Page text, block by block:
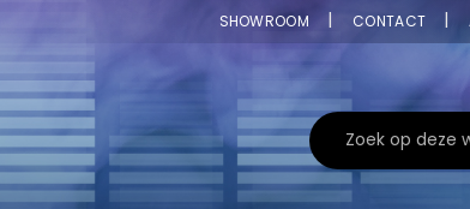
SHOWROOM CONTACT